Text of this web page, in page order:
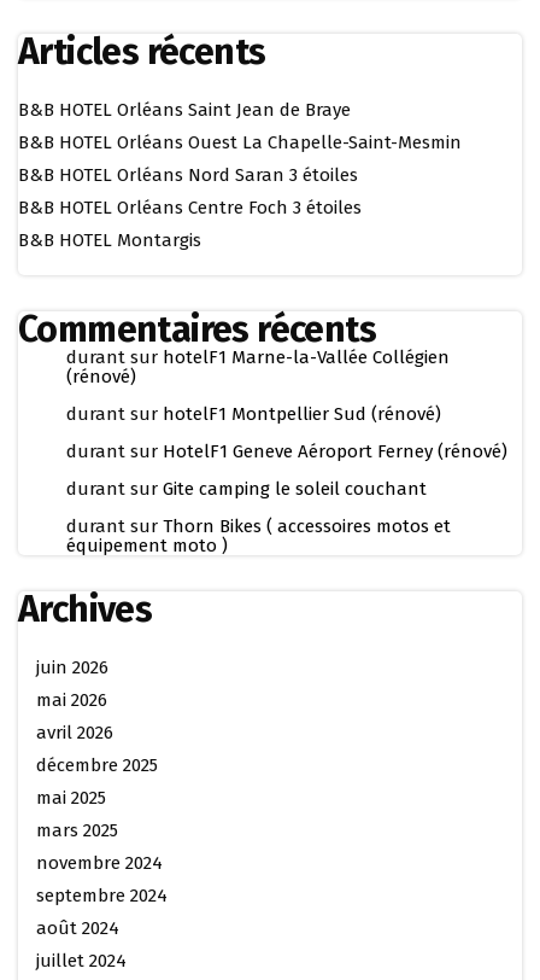
Articles récents
B&B HOTEL Orléans Saint Jean de Braye
B&B HOTEL Orléans Ouest La Chapelle-Saint-Mesmin
B&B HOTEL Orléans Nord Saran 3 étoiles
B&B HOTEL Orléans Centre Foch 3 étoiles
B&B HOTEL Montargis
Commentaires récents
durant sur hotelF1 Marne-la-Vallée Collégien
(rénové)
durant sur hotelF1 Montpellier Sud (rénové)
durant sur HotelF1 Geneve Aéroport Ferney (rénové)
durant sur Gite camping le soleil couchant
durant sur Thorn Bikes ( accessoires motos et
équipement moto )
Archives
juin 2026
mai 2026
avril 2026
décembre 2025
mai 2025
mars 2025
novembre 2024
septembre 2024
août 2024
juillet 2024